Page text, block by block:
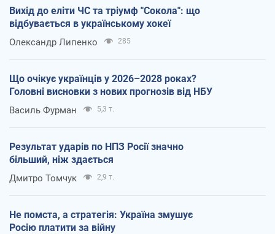
Вихід до еліти ЧС та тріумф "Сокола": що
відбувається в українському хокеї
Олександр Липенко 285
Що очікує українців у 2026–2028 роках?
Головні висновки з нових прогнозів від НБУ
Василь Фурман 5,3 т.
Результат ударів по НПЗ Росії значно
більший, ніж здається
Дмитро Томчук 2,9 т.
Не помста, а стратегія: Україна змушує
Росію платити за війну